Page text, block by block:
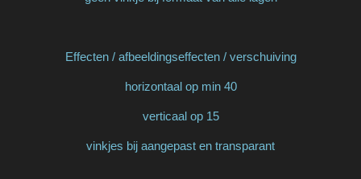
Effecten / afbeeldingseffecten / verschuiving
horizontaal op min 40
verticaal op 15
vinkjes bij aangepast en transparant